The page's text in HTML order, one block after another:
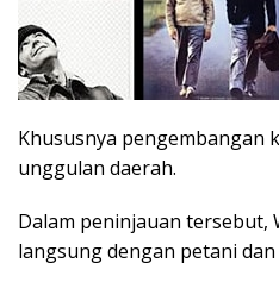
Khususnya pengembangan
unggulan daerah.
Dalam peninjauan tersebut,
langsung dengan petani